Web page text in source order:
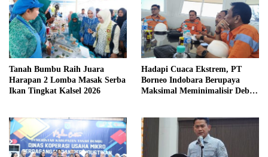
Tanah Bumbu Raih Juara
Harapan 2 Lomba Masak Serba
Ikan Tingkat Kalsel 2026
Hadapi Cuaca Ekstrem, PT
Borneo Indobara Berupaya
Maksimal Meminimalisir Debu